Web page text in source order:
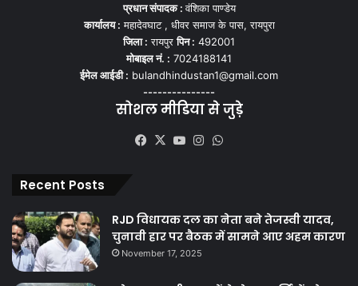
प्रधान संपादक :वंशिका पाण्डेय
कार्यालय : महादेवघाट , धीवर समाज के पास, रायपुरा
जिला : रायपुरपिन : 492001
मोबाइल नं. : 7024188141
ईमेल आईडी : bulandhindustan1@gmail.com
---------------
सोशल मीडिया से जुड़े
Facebook
X YouTubeInstagram
Recent Posts
RJD विधायक दल का नेता बने तेजस्वी यादव,
चुनावी हार पर बैठक में सामने आए अहम कारण
November 17, 2025